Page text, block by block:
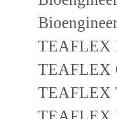
TEAFLEX
TEAFLEX
TEAFLEX